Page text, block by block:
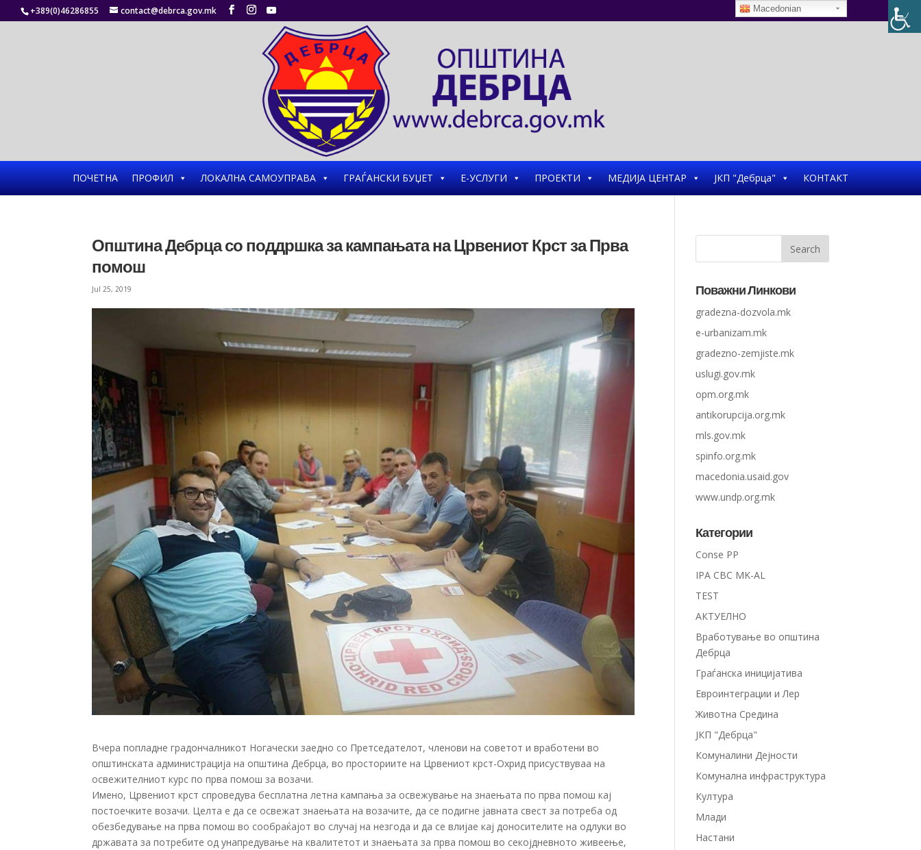
+389(0)46286855 contact@debrca.gov.mk
ПОЧЕТНА ПРОФИЛ ЛОКАЛНА САМОУПРАВА ГРАЃАНСКИ БУЏЕТ Е-УСЛУГИ ПРОЕКТИ МЕДИЈА ЦЕНТАР ЈКП "Дебрца" КОНТАКТ
Општина Дебрца со поддршка за кампањата на Црвениот Крст за Прва
помош
Jul 25, 2019
Вчера попладне градончалникот Ногачески заедно со Претседателот, членови на советот и вработени во
општинската администрација на општина Дебрца, во просториите на Црвениот крст-Охрид присуствуваа на
освежителниот курс по прва помош за возачи.
Имено, Црвениот крст спроведува бесплатна летна кампања за освежување на знаењата по прва помош кај
постоечките возачи. Целта е да се освежат знаењата на возачите, да се подигне јавната свест за потреба од
обезбедување на прва помош во сообраќајот во случај на незгода и да се влијае кај доносителите на одлуки во
државата за потребите од унапредување на квалитетот и знаењата за прва помош во секојдневното живеење,
Поважни Линкови
gradezna-dozvola.mk
e-urbanizam.mk
gradezno-zemjiste.mk
uslugi.gov.mk
opm.org.mk
antikorupcija.org.mk
mls.gov.mk
spinfo.org.mk
macedonia.usaid.gov
www.undp.org.mk
Категории
Conse PP
IPA CBC MK-AL
TEST
АКТУЕЛНО
Вработување во општина
Дебрца
Граѓанска иницијатива
Евроинтеграции и Лер
Животна Средина
ЈКП "Дебрца"
Комуналини Дејности
Комунална инфраструктура
Култура
Млади
Настани
Macedonian